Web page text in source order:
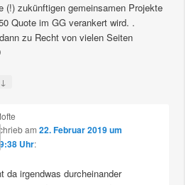
(!) zukünftigen gemeinsamen Projekte
Quote im GG verankert wird. .
zu Recht von vielen Seiten
↓
schriebam 22. Februar 2019 um
Uhr:
da irgendwas durcheinander